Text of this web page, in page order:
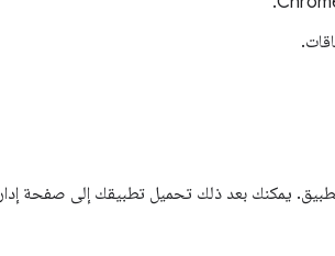
يمكنك بعد ذلك تحميل تطبيقك إلى صفحة